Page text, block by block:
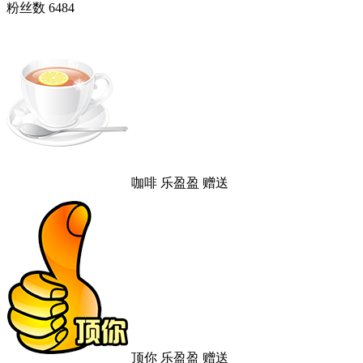
粉丝数 6484
咖啡 乐盈盈 赠送
顶你 乐盈盈 赠送